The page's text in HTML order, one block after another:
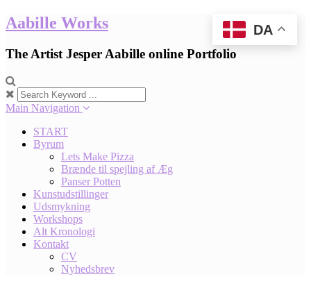
Skip
to
Aabille Works
The Artist Jesper Aabille online Portfolio
Main Navigation
START
Byrum
Lets Make Pizza
Brænde til spejling af Æg
Panser Potten
Kunstudstillinger
Udsmykning
Workshops
Alt Kronologi
Kontakt
CV
Nyhedsbrev
DA